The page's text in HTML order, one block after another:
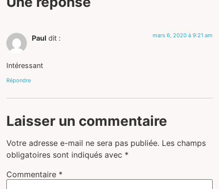
Paul dit : mars 6, 2020 à 9:21 am
Intéressant
Répondre
Laisser un commentaire
Votre adresse e-mail ne sera pas publiée. Les champs
obligatoires sont indiqués avec *
Commentaire *